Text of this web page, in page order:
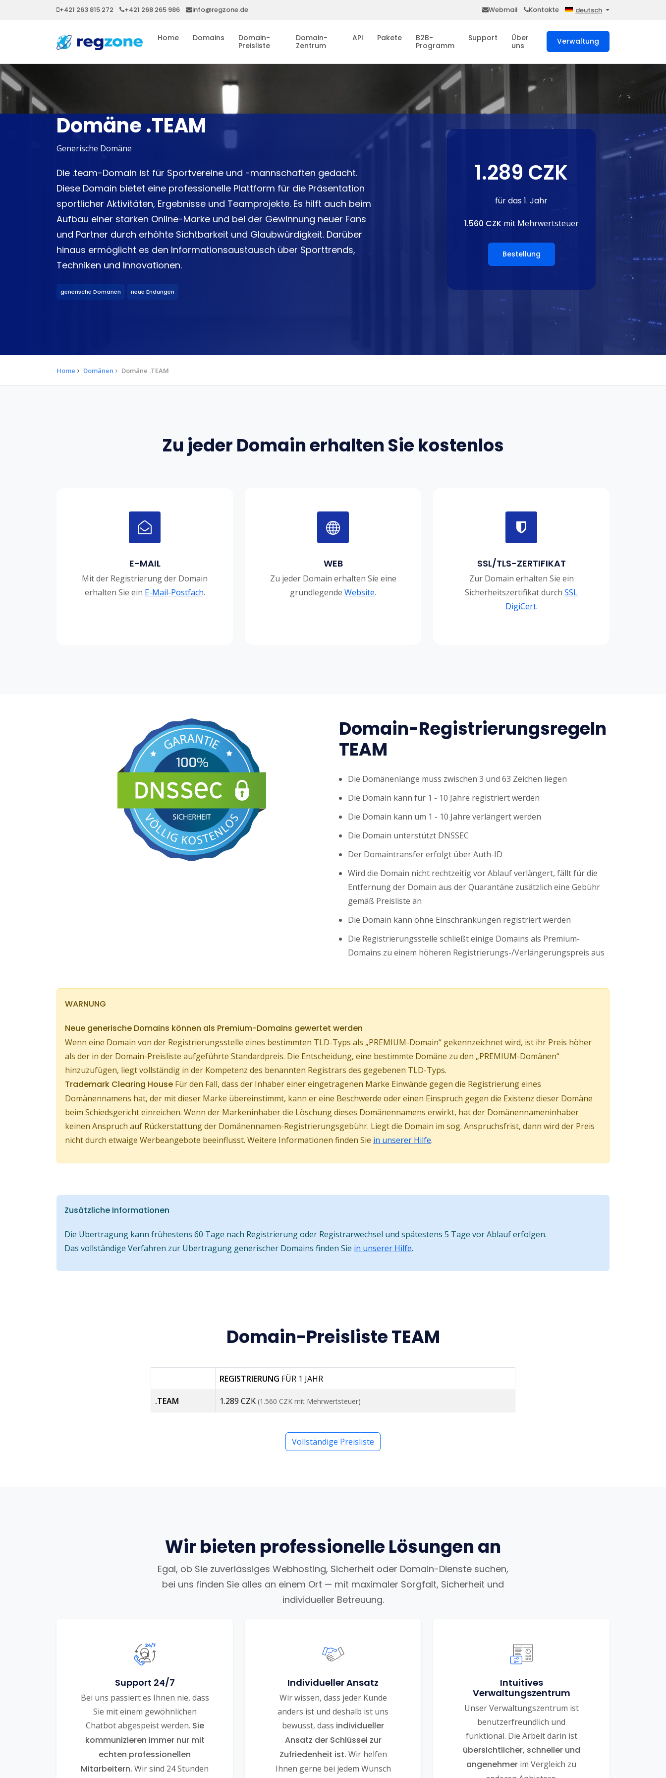
+421 263 815 272 +421 268 265 986 info@regzone.de Webmail Kontakte deutsch
Home Domains
Domain-
Preisliste
Domain-
Zentrum
API Pakete
B2B-
Programm
Support
Über
uns
Verwaltung
Domäne .TEAM
Generische Domäne
Die .team-Domain ist für Sportvereine und -mannschaften gedacht.
Diese Domain bietet eine professionelle Plattform für die Präsentation
sportlicher Aktivitäten, Ergebnisse und Teamprojekte. Es hilft auch beim
Aufbau einer starken Online-Marke und bei der Gewinnung neuer Fans
und Partner durch erhöhte Sichtbarkeit und Glaubwürdigkeit. Darüber
hinaus ermöglicht es den Informationsaustausch über Sporttrends,
Techniken und Innovationen.
generische Domänen neue Endungen
1.289 CZK
für das 1. Jahr
1.560 CZKmit Mehrwertsteuer
Bestellung
Home Domänen Domäne .TEAM
Zu jeder Domain erhalten Sie kostenlos
E-MAIL
Mit der Registrierung der Domain
erhalten Sie ein E-Mail-Postfach.
WEB
Zu jeder Domain erhalten Sie eine
grundlegende Website.
SSL/TLS-ZERTIFIKAT
Zur Domain erhalten Sie ein
Sicherheitszertifikat durch SSL
DigiCert.
Domain-Registrierungsregeln
TEAM
Die Domänenlänge muss zwischen 3 und 63 Zeichen liegen
Die Domain kann für 1 - 10 Jahre registriert werden
Die Domain kann um 1 - 10 Jahre verlängert werden
Die Domain unterstützt DNSSEC
Der Domaintransfer erfolgt über Auth-ID
Wird die Domain nicht rechtzeitig vor Ablauf verlängert, fällt für die
Entfernung der Domain aus der Quarantäne zusätzlich eine Gebühr
gemäß Preisliste an
Die Domain kann ohne Einschränkungen registriert werden
Die Registrierungsstelle schließt einige Domains als Premium-
Domains zu einem höheren Registrierungs-/Verlängerungspreis aus
WARNUNG
Neue generische Domains können als Premium-Domains gewertet werden
Wenn eine Domain von der Registrierungsstelle eines bestimmten TLD-Typs als „PREMIUM-Domain“ gekennzeichnet wird, ist ihr Preis höher
als der in der Domain-Preisliste aufgeführte Standardpreis. Die Entscheidung, eine bestimmte Domäne zu den „PREMIUM-Domänen“
hinzuzufügen, liegt vollständig in der Kompetenz des benannten Registrars des gegebenen TLD-Typs.
Trademark Clearing House Für den Fall, dass der Inhaber einer eingetragenen Marke Einwände gegen die Registrierung eines
Domänennamens hat, der mit dieser Marke übereinstimmt, kann er eine Beschwerde oder einen Einspruch gegen die Existenz dieser Domäne
beim Schiedsgericht einreichen. Wenn der Markeninhaber die Löschung dieses Domänennamens erwirkt, hat der Domänennameninhaber
keinen Anspruch auf Rückerstattung der Domänennamen-Registrierungsgebühr. Liegt die Domain im sog. Anspruchsfrist, dann wird der Preis
nicht durch etwaige Werbeangebote beeinflusst. Weitere Informationen finden Sie in unserer Hilfe.
Zusätzliche Informationen
Die Übertragung kann frühestens 60 Tage nach Registrierung oder Registrarwechsel und spätestens 5 Tage vor Ablauf erfolgen.
Das vollständige Verfahren zur Übertragung generischer Domains finden Sie in unserer Hilfe.
Domain-Preisliste TEAM
REGISTRIERUNG FÜR 1 JAHR
.TEAM 1.289 CZK (1.560 CZK mit Mehrwertsteuer)
Vollständige Preisliste
Wir bieten professionelle Lösungen an
Egal, ob Sie zuverlässiges Webhosting, Sicherheit oder Domain-Dienste suchen,
bei uns finden Sie alles an einem Ort — mit maximaler Sorgfalt, Sicherheit und
individueller Betreuung.
Support 24/7
Bei uns passiert es Ihnen nie, dass
Sie mit einem gewöhnlichen
Chatbot abgespeist werden. Sie
kommunizieren immer nur mit
echten professionellen
Mitarbeitern. Wir sind 24 Stunden
Individueller Ansatz
Wir wissen, dass jeder Kunde
anders ist und deshalb ist uns
bewusst, dass individueller
Ansatz der Schlüssel zur
Zufriedenheit ist. Wir helfen
Ihnen gerne bei jedem Wunsch
Intuitives
Verwaltungszentrum
Unser Verwaltungszentrum ist
benutzerfreundlich und
funktional. Die Arbeit darin ist
übersichtlicher, schneller und
angenehmer im Vergleich zu